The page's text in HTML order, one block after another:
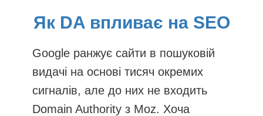
Як DA впливає на SEO
Google ранжує сайти в пошуковій
видачі на основі тисяч окремих
сигналів, але до них не входить
Domain Authority з Moz. Хоча